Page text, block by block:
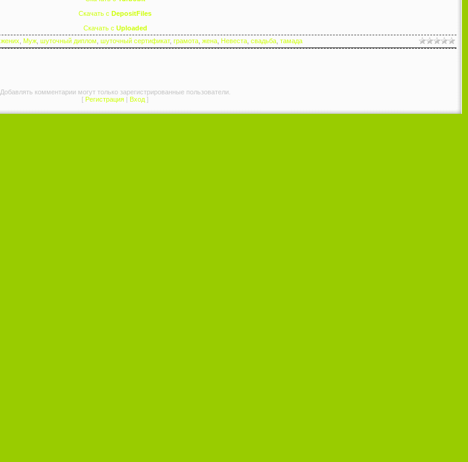
Скачать с DepositFiles
Скачать с Uploaded
жених Муж шуточный диплом шуточный сертификат, грамота жена Невеста свадьба тамада
Добавлять комментарии могут только зарегистрированные пользователи.
[ Регистрация | Вход ]